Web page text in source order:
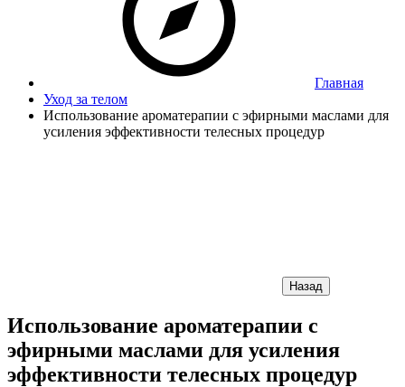
Главная
Уход за телом
Использование ароматерапии с эфирными маслами для
усиления эффективности телесных процедур
Назад
Использование ароматерапии с
эфирными маслами для усиления
эффективности телесных процедур